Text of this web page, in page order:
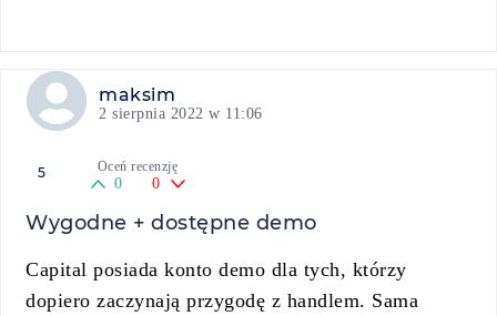
maksim
2 sierpnia 2022 w 11:06
5 Oceń recenzję
0 0
Wygodne + dostępne demo
Capital posiada konto demo dla tych, którzy
dopiero zaczynają przygodę z handlem. Sama